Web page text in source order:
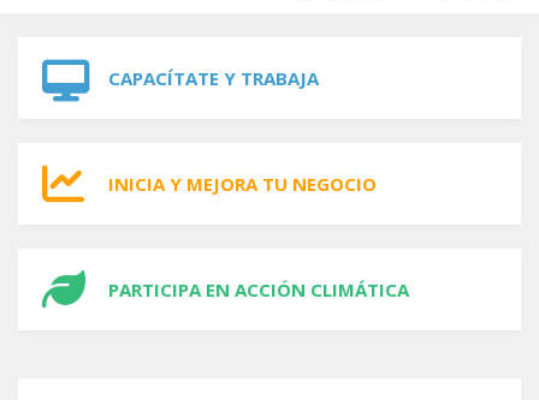
CAPACÍTATE Y TRABAJA
INICIA Y MEJORA TU NEGOCIO
PARTICIPA EN ACCIÓN CLIMÁTICA